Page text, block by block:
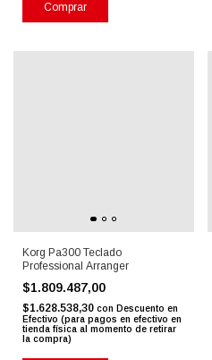
Comprar
Korg Pa300 Teclado
Professional Arranger
$1.809.487,00
$1.628.538,30 con Descuento en
Efectivo (para pagos en efectivo en
tienda física al momento de retirar
la compra)